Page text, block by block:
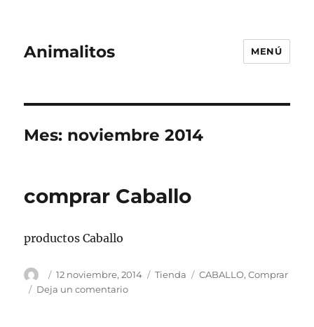
Animalitos MENÚ
Mes: noviembre 2014
comprar Caballo
productos Caballo
Autor
Publicado
el
12 noviembre, 2014 Categorías
Tienda Etiquetas
CABALLO,Comprar
Deja un comentarioen